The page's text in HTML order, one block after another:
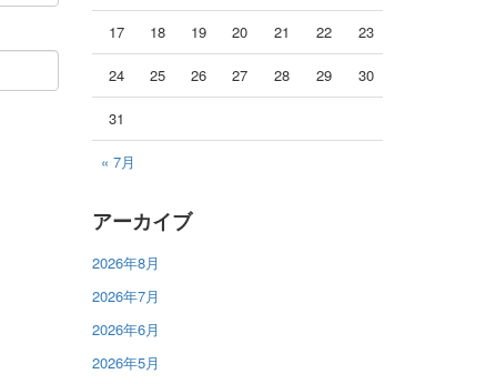
« 7月
17 18 19 20 21 22 23
24 25 26 27 28 29 30
31
アーカイブ
2026年8月
2026年7月
2026年6月
2026年5月